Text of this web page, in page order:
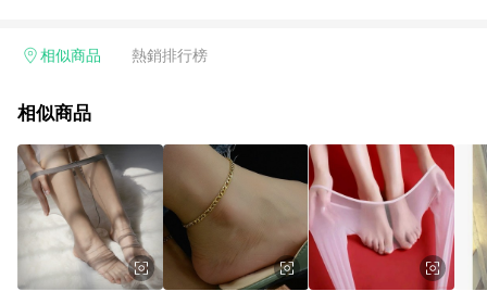
易後，想下第二張訂單，請重新從LINE購物連結至蝦皮商店進行
後之最終金額進行計算。 6. 用戶需於同一瀏覽器進行交易（若自
將拆分成不同筆訂單編號發送通知。 8. 若使用折價券折抵，可能
會有攤提折抵導致訂單金額些微落差 9. 同一商品品項(即便不同
尺寸規格)，皆會計入同一筆返點上限進行計算 10. 蝦皮會將LINE
的導購跳轉紀錄與蝦皮的會員ID進行綁定，若後續七天內未透過
其他媒體來源導入蝦皮官網，則七天內於該蝦皮帳號下訂的首筆
訂單會被蝦皮認列為該LINE用戶導購跳轉時所成立之訂單。 11.
若同一用戶使用一個以上蝦皮帳號透過LINE購物進行導購，將可
相似商品 熱銷排行榜
相似商品